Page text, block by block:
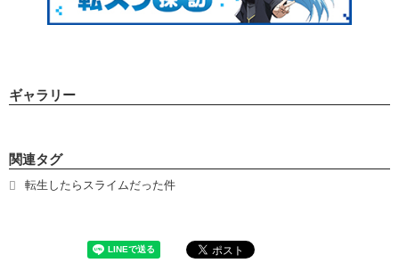
ギャラリー
関連タグ
転生したらスライムだった件